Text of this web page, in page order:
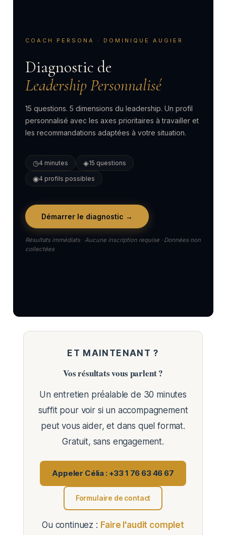
ET MAINTENANT ?
Vos résultats vous parlent ?
Un entretien préalable de 30 minutes
suffit pour voir si un accompagnement
peut vous aider, et dans quel format.
Gratuit, sans engagement.
Appeler Célia : +33 1 76 63 46 67
Formulaire de contact
Ou continuez : Faire l'audit complet